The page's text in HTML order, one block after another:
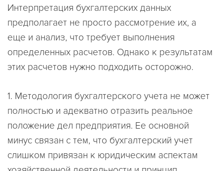
Интерпретация бухгалтерских данных
предполагает не просто рассмотрение их, а
еще и анализ, что требует выполнения
определенных расчетов. Однако к результатам
этих расчетов нужно подходить осторожно.
1. Методология бухгалтерского учета не может
полностью и адекватно отразить реальное
положение дел предприятия. Ее основной
минус связан с тем, что бухгалтерский учет
слишком привязан к юридическим аспектам